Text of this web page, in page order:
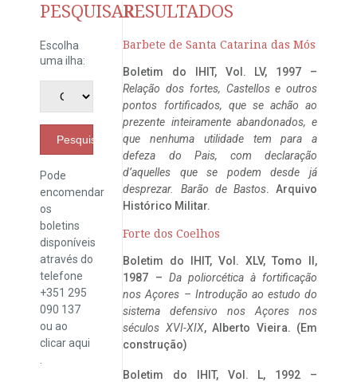
PESQUISAR
Escolha
uma ilha:
Pesquisar
Pode
encomendar
os
boletins
disponíveis
através do
telefone
+351 295
090 137
ou ao
clicaraqui
RESULTADOS
Barbete de Santa Catarina das Mós
Boletim do IHIT, Vol. LV, 1997 –
Relação dos fortes, Castellos e outros
pontos fortificados, que se achão ao
prezente inteiramente abandonados, e
que nenhuma utilidade tem para a
defeza do Pais, com declaração
d’aquelles que se podem desde já
desprezar. Barão de Bastos. Arquivo
Histórico Militar.
Forte dos Coelhos
Boletim do IHIT, Vol. XLV, Tomo II,
1987 – Da poliorcética à fortificação
nos Açores – Introdução ao estudo do
sistema defensivo nos Açores nos
séculos XVI-XIX, Alberto Vieira. (Em
construção)
Boletim do IHIT, Vol. L, 1992 –